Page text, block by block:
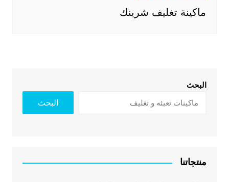
ماكينة تغليف شرينك
البحث
البحث
منتجاتنا